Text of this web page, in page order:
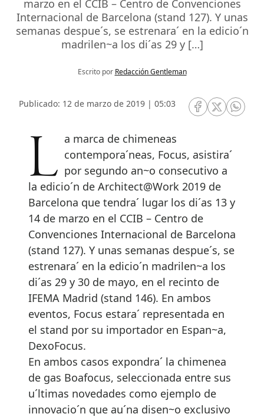
marzo en el CCIB – Centro de Convenciones
Internacional de Barcelona (stand 127). Y unas
semanas despue´s, se estrenara´ en la edicio´n
madrilen~a los di´as 29 y […]
Escrito por Redacción Gentleman
Publicado: 12 de marzo de 2019 | 05:03
RRSS Facebook
RRSSRRSS
La marca de chimeneas contempora´neas, Focus, asistira´
por segundo an~o consecutivo a
la edicio´n de Architect@Work 2019 de
Barcelona que tendra´ lugar los di´as 13 y
14 de marzo en el CCIB – Centro de
Convenciones Internacional de Barcelona
(stand 127). Y unas semanas despue´s, se
estrenara´ en la edicio´n madrilen~a los
di´as 29 y 30 de mayo, en el recinto de
IFEMA Madrid (stand 146). En ambos
eventos, Focus estara´ representada en
el stand por su importador en Espan~a,
DexoFocus.
En ambos casos expondra´ la chimenea
de gas Boafocus, seleccionada entre sus
u´ltimas novedades como ejemplo de
innovacio´n que au´na disen~o exclusivo